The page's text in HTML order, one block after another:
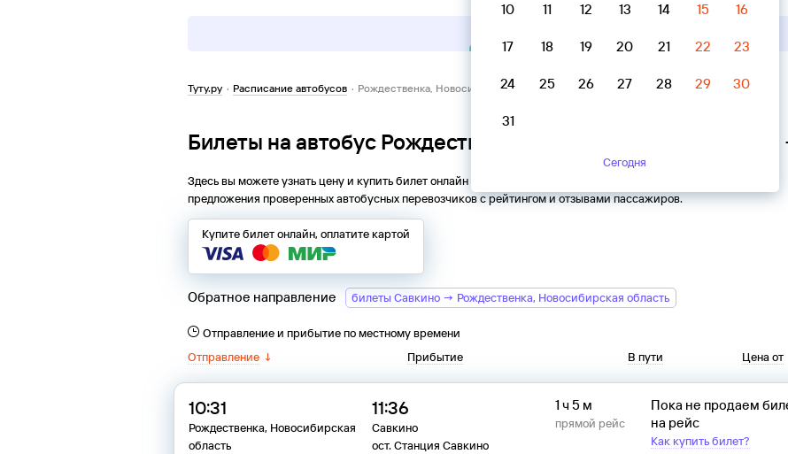
Туту.ру · Расписание автобусов · Рождественка, Новосибирская область → Савкино
Билеты на автобус Рождественка, Новосибирская
Здесь вы можете узнать цену и купить билет онлайн на автобус из
предложения проверенных автобусных перевозчиков с рейтингом и отзывами пассажиров.
Купите билет онлайн, оплатите картой
Обратное направление билеты Савкино → Рождественка, Новосибирская область
Отправление и прибытие по местному времени
Отправление ↓ Прибытие В пути Цена от
10:31
Рождественка, Новосибирская
область
11:36
Савкино
ост. Станция Савкино
1 ч 5 м
прямой рейс
Пока не продаем
на рейс
Как купить билет?
10 11 12 13 14 15 16
17 18 19 20 21 22 23
24 25 26 27 28 29 30
31
Сегодня